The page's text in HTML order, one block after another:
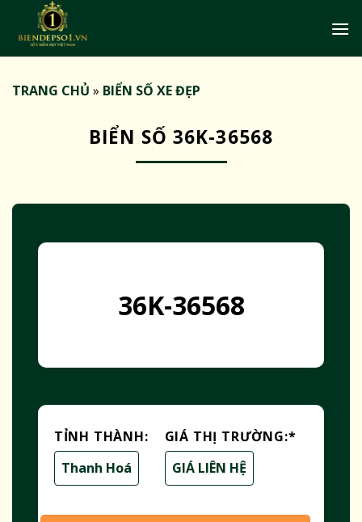
TRANG CHỦ » BIỂN SỐ XE ĐẸP
BIỂN SỐ 36K-36568
36K-36568
TỈNH THÀNH:
Thanh Hoá
GIÁ THỊ TRƯỜNG:*
GIÁ LIÊN HỆ